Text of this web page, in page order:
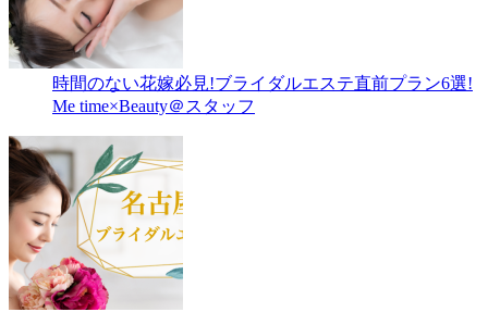
時間のない花嫁必見!ブライダルエステ直前プラン6選!
Me time×Beauty＠スタッフ